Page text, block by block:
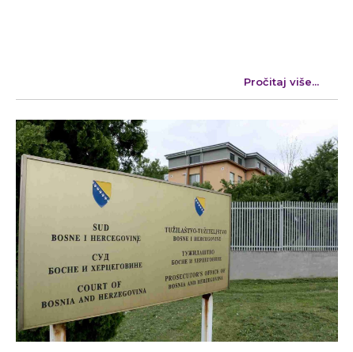
Pročitaj više...